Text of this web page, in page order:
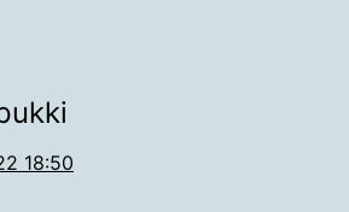
18:50